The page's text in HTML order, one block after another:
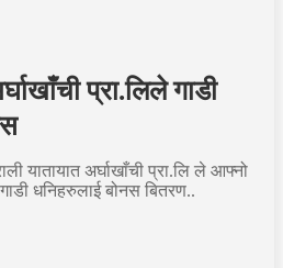
प्रा.लिले गाडी
यातायात अर्घाखाँची प्रा.लि ले आफ्नो
धनिहरुलाई बोनस बितरण..